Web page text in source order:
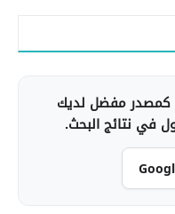
كمصدر مفضل لديك
في نتائج البحث.